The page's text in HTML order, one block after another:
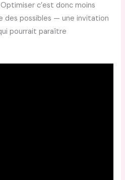
c’est donc moins
des possibles — une invitation
pourrait paraître